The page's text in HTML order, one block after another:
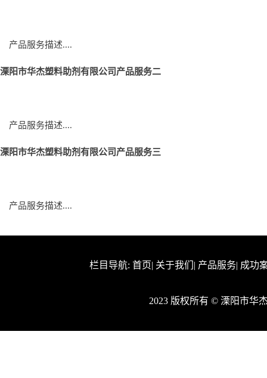
产品服务描述....
溧阳市华杰塑料助剂有限公司产品服务二
产品服务描述....
溧阳市华杰塑料助剂有限公司产品服务三
产品服务描述....
栏目导航: 首页| 关于我们 | 产品服务| 成功
2023 版权所有 © 溧阳市华